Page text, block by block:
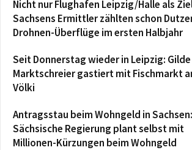
Nicht nur Flughafen Leipzig/Halle als
Sachsens Ermittler zählten schon
Drohnen-Überflüge im ersten Halbjahr
Seit Donnerstag wieder in Leipzig:
Marktschreier gastiert mit Fischmarkt
Völki
Antragsstau beim Wohngeld in Sachsen:
Sächsische Regierung plant selbst mit
Millionen-Kürzungen beim Wohngeld